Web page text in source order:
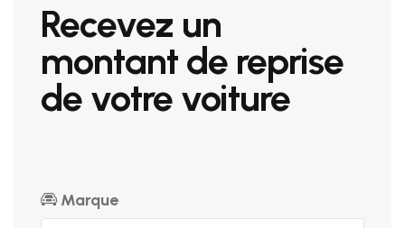
Recevez un
montant de reprise
de votre voiture
Marque